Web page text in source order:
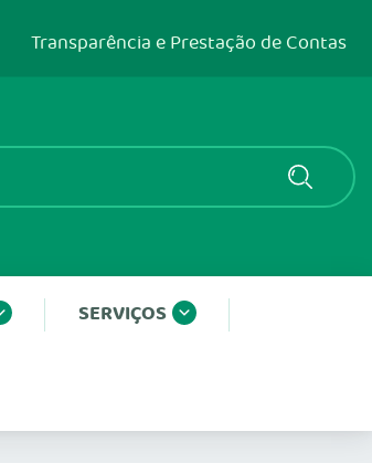
Transparência e Prestação de Contas
SERVIÇOS